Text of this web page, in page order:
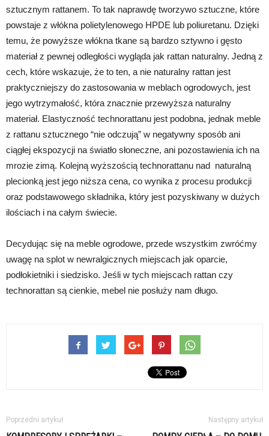
sztucznym rattanem. To tak naprawdę tworzywo sztuczne, które
powstaje z włókna polietylenowego HPDE lub poliuretanu. Dzięki
temu, że powyższe włókna tkane są bardzo sztywno i gęsto
materiał z pewnej odległości wygląda jak rattan naturalny. Jedną z
cech, które wskazuje, że to ten, a nie naturalny rattan jest
praktyczniejszy do zastosowania w meblach ogrodowych, jest
jego wytrzymałość, która znacznie przewyższa naturalny
materiał. Elastyczność technorattanu jest podobna, jednak meble
z rattanu sztucznego “nie odczują” w negatywny sposób ani
ciągłej ekspozycji na światło słoneczne, ani pozostawienia ich na
mrozie zimą. Kolejną wyższością technorattanu nad naturalną
plecionką jest jego niższa cena, co wynika z procesu produkcji
oraz podstawowego składnika, który jest pozyskiwany w dużych
ilościach i na całym świecie.
Decydując się na meble ogrodowe, przede wszystkim zwróćmy
uwagę na splot w newralgicznych miejscach jak oparcie,
podłokietniki i siedzisko. Jeśli w tych miejscach rattan czy
technorattan są cienkie, mebel nie posłuży nam długo.
Poprzedni artykuł Następny artykuł